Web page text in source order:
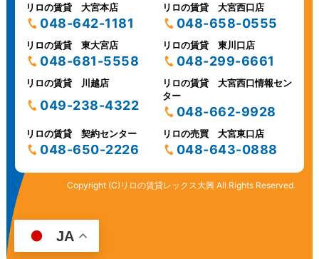
リロの賃貸 大宮本店
048-642-1181
リロの賃貸 大宮西口店
048-658-0555
リロの賃貸 東大宮店
048-681-5558
リロの賃貸 東川口店
048-299-6661
リロの賃貸 川越店
049-238-4322
リロの賃貸 大宮西口情報セン
ター
048-662-9928
リロの賃貸 契約センター
048-650-2226
リロの売買 大宮東口店
048-643-0888
Copyright (C)リロの賃貸レックス大興 All Rights Reserved.
JA